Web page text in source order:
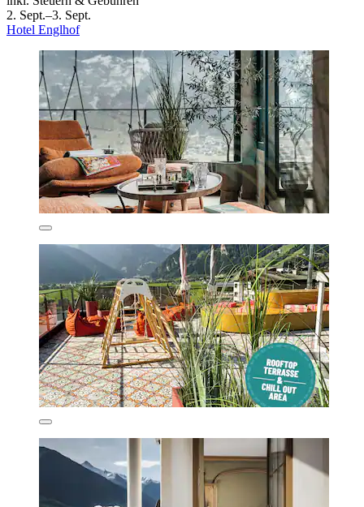
2. Sept.–3. Sept.
Hotel Englhof